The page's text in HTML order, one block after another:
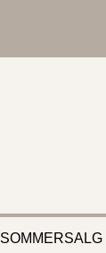
SOMMERSALG